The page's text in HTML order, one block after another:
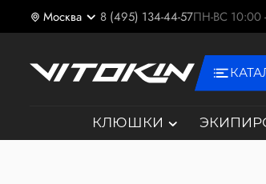
Москва 8 (495) 134-44-57ПН-ВС 10:00
КЛЮШКИ